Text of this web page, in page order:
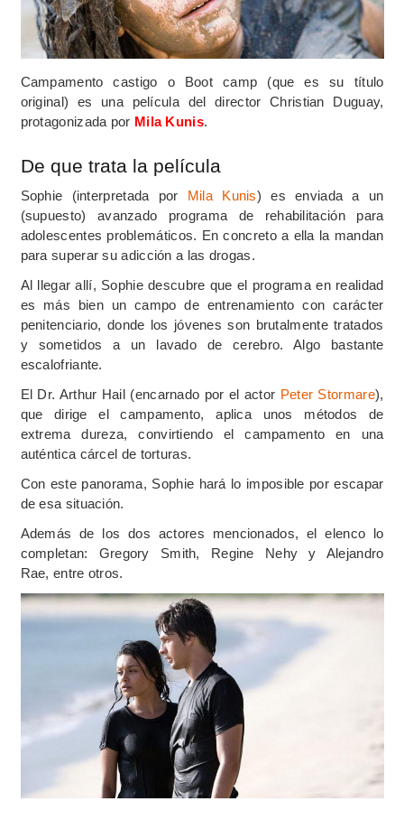
Campamento castigo o Boot camp (que es su título
original) es una película del director Christian Duguay,
protagonizada por Mila Kunis.
De que trata la película
Sophie (interpretada por Mila Kunis) es enviada a un
(supuesto) avanzado programa de rehabilitación para
adolescentes problemáticos. En concreto a ella la mandan
para superar su adicción a las drogas.
Al llegar allí, Sophie descubre que el programa en realidad
es más bien un campo de entrenamiento con carácter
penitenciario, donde los jóvenes son brutalmente tratados
y sometidos a un lavado de cerebro. Algo bastante
escalofriante.
El Dr. Arthur Hail (encarnado por el actor Peter Stormare),
que dirige el campamento, aplica unos métodos de
extrema dureza, convirtiendo el campamento en una
auténtica cárcel de torturas.
Con este panorama, Sophie hará lo imposible por escapar
de esa situación.
Además de los dos actores mencionados, el elenco lo
completan: Gregory Smith, Regine Nehy y Alejandro
Rae, entre otros.